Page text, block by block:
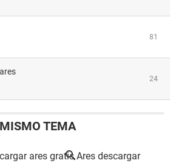
81
24
TEMA
ares gratis Ares descargar